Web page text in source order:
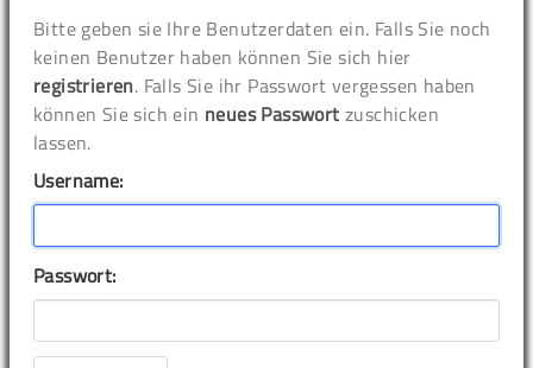
Bitte geben sie Ihre Benutzerdaten ein. Falls Sie noch
keinen Benutzer haben können Sie sich hier
registrieren. Falls Sie ihr Passwort vergessen haben
können Sie sich ein neues Passwort zuschicken
lassen.
Username:
Passwort: